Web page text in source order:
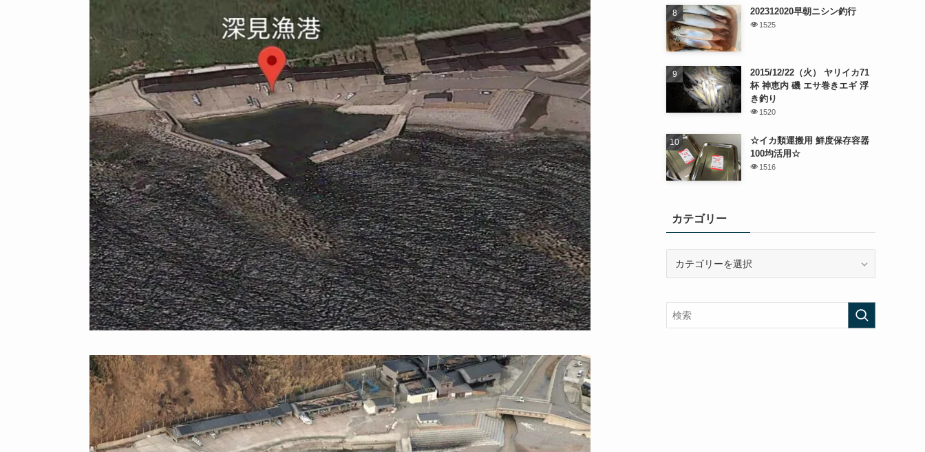
202312020早朝ニシン釣行
1525
2015/12/22（火） ヤリイカ71
杯 神恵内 磯 エサ巻きエギ 浮
き釣り
1520
☆イカ類運搬用 鮮度保存容器
100均活用☆
1516
カテゴリー
リ
ー